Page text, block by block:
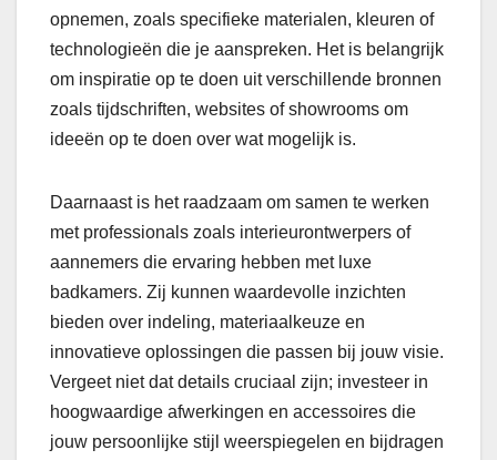
opnemen, zoals specifieke materialen, kleuren of
technologieën die je aanspreken. Het is belangrijk
om inspiratie op te doen uit verschillende bronnen
zoals tijdschriften, websites of showrooms om
ideeën op te doen over wat mogelijk is.
Daarnaast is het raadzaam om samen te werken
met professionals zoals interieurontwerpers of
aannemers die ervaring hebben met luxe
badkamers. Zij kunnen waardevolle inzichten
bieden over indeling, materiaalkeuze en
innovatieve oplossingen die passen bij jouw visie.
Vergeet niet dat details cruciaal zijn; investeer in
hoogwaardige afwerkingen en accessoires die
jouw persoonlijke stijl weerspiegelen en bijdragen